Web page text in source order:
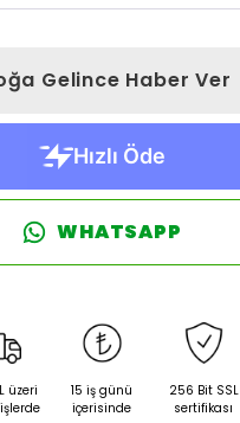
Gelince Haber Ver
WHATSAPP
üzeri
15 iş günü
içerisinde
256 Bit SSL
sertifikası